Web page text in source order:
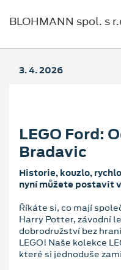
BLOHMANN spol. s
3. 4. 2026
LEGO Ford:
Bradavic
Historie, kouzlo,
nyní můžete postavit
Říkáte si, co mají
Harry Potter, závodní
dobrodružství bez
LEGO! Naše kolekce
které si jednoduše